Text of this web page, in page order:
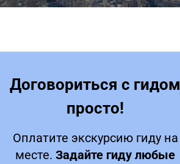
Договориться с гидом
просто!
Оплатите экскурсию гиду на
месте. Задайте гиду любые